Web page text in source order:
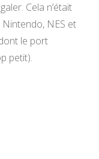
Cela n’était
NES et
le port
petit).